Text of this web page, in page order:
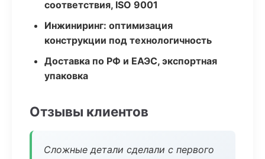
соответствия, ISO 9001
Инжиниринг: оптимизация
конструкции под технологичность
Доставка по РФ и ЕАЭС, экспортная
упаковка
Отзывы клиентов
Сложные детали сделали с первого